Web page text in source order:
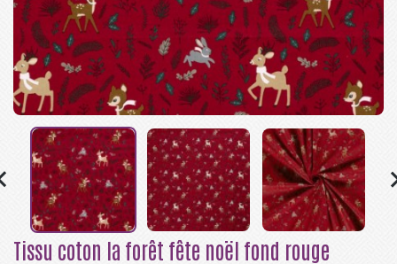
Tissu coton la forêt fête noël fond rouge